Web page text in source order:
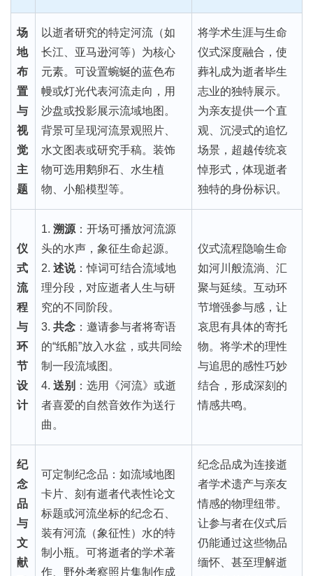
场
地
布
置
与
视
觉
主
题
以逝者研究的特定河流（如
长江、亚马逊河等）为核心
元素。可设置蜿蜒的蓝色布
幔或灯光代表河流走向，用
沙盘或投影展示流域地图。
背景可呈现河流景观照片、
水文图表或研究手稿。装饰
物可选用鹅卵石、水生植
物、小船模型等。
将学术生涯与生命
仪式深度融合，使
葬礼成为逝者毕生
志业的独特展示。
为亲友提供一个直
观、沉浸式的追忆
场景，超越传统哀
悼形式，体现逝者
独特的身份标识。
仪
式
流
程
与
环
节
设
计
1. 溯源：开场可播放河流源
头的水声，象征生命起源。
2. 述说：悼词可结合流域地
理分段，对应逝者人生与研
究的不同阶段。
3. 共念 ：邀请参与者将寄语
的“纸船”放入水盆，或共同绘
制一段流域图。
4. 送别 ：选用《河流》或逝
者喜爱的自然音效作为送行
曲。
仪式流程隐喻生命
如河川般流淌、汇
聚与延续。互动环
节增强参与感，让
哀思有具体的寄托
物。将学术的理性
与追思的感性巧妙
结合，形成深刻的
情感共鸣。
纪
念
品
与
文
献
可定制纪念品：如流域地图
卡片、刻有逝者代表性论文
标题或河流坐标的纪念石、
装有河流（象征性）水的特
制小瓶。可将逝者的学术著
作、野外考察照片集制作成
纪念品成为连接逝
者学术遗产与亲友
情感的物理纽带。
让参与者在仪式后
仍能通过这些物品
缅怀、甚至理解逝